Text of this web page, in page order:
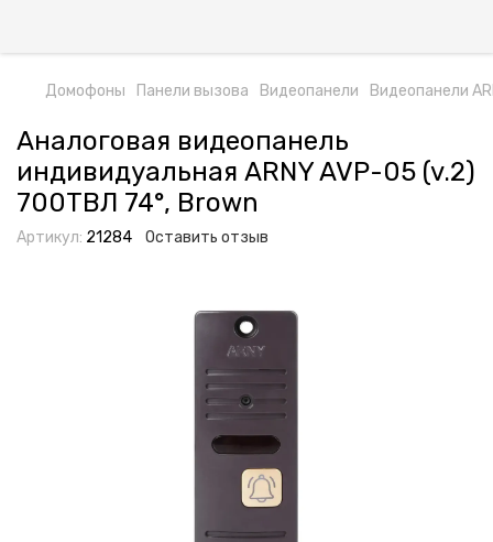
Домофоны Панели вызова Видеопанели Видеопанели
Аналоговая видеопанель
индивидуальная ARNY AVP-05 (v.2)
700ТВЛ 74°, Brown
Артикул: 21284 Оставить отзыв